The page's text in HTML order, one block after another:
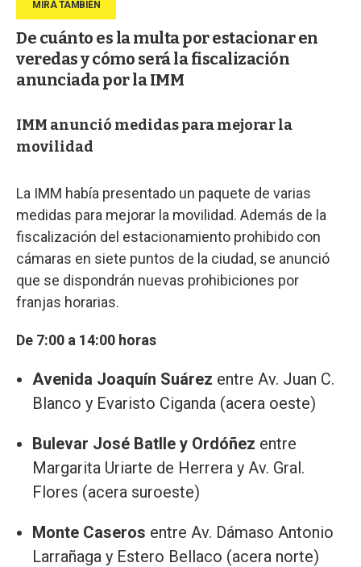
De cuánto es la multa por estacionar en
veredas y cómo será la fiscalización
anunciada por la IMM
IMM anunció medidas para mejorar la
movilidad
La IMM había presentado un paquete de varias
medidas para mejorar la movilidad. Además de la
fiscalización del estacionamiento prohibido con
cámaras en siete puntos de la ciudad, se anunció
que se dispondrán nuevas prohibiciones por
franjas horarias.
De 7:00 a 14:00 horas
Avenida Joaquín Suárez entre Av. Juan C.
Blanco y Evaristo Ciganda (acera oeste)
Bulevar José Batlle y Ordóñez entre
Margarita Uriarte de Herrera y Av. Gral.
Flores (acera suroeste)
Monte Caseros entre Av. Dámaso Antonio
Larrañaga y Estero Bellaco (acera norte)